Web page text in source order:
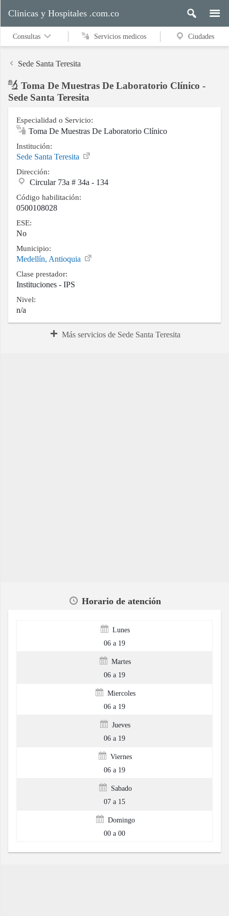
Servicios
Ciudades
Buscar
Contacto
Clinicas y Hospitales .com.co
Consultas Servicios medicos Ciudades
Sede Santa Teresita
Toma De Muestras De Laboratorio Clínico -
Sede Santa Teresita
Especialidad o Servicio:
Toma De Muestras De Laboratorio Clínico
Institución:
Sede Santa Teresita
Dirección:
Circular 73a # 34a - 134
Código habilitación:
0500108028
ESE:
No
Municipio:
Medellín, Antioquia
Clase prestador:
Instituciones - IPS
Nivel:
n/a
Más servicios de Sede Santa Teresita
Horario de atención
Lunes
06 a 19
Martes
06 a 19
Miercoles
06 a 19
Jueves
06 a 19
Viernes
06 a 19
Sabado
07 a 15
Domingo
00 a 00